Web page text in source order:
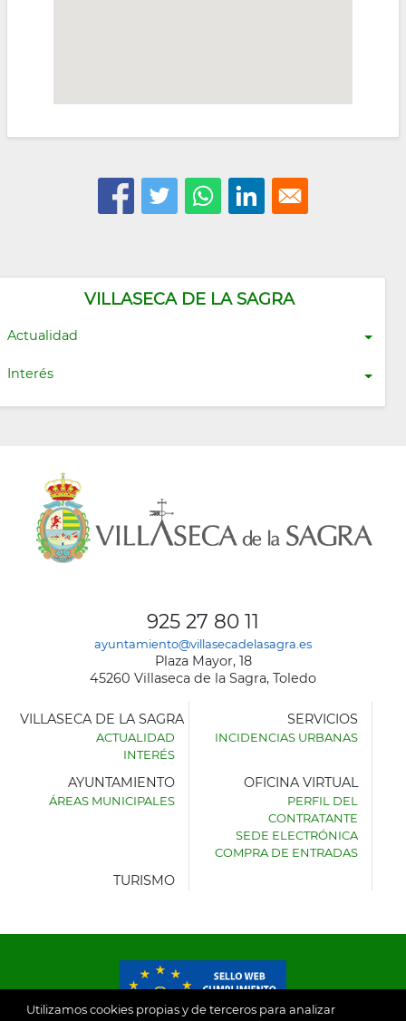
VILLASECA DE LA SAGRA
Actualidad
Interés
Utilizamos cookies propias y de terceros para analizar
925 27 80 11
ayuntamiento@villasecadelasagra.es
Plaza Mayor, 18
45260 Villaseca de la Sagra, Toledo
AYUNTAMIENTO
VILLASECA DE LA SAGRA
ACTUALIDAD
INTERÉS
SERVICIOS
INCIDENCIAS URBANAS
AYUNTAMIENTO
ÁREAS MUNICIPALES
OFICINA VIRTUAL
PERFIL DEL
CONTRATANTE
SEDE ELECTRÓNICA
COMPRA DE ENTRADAS
TURISMO